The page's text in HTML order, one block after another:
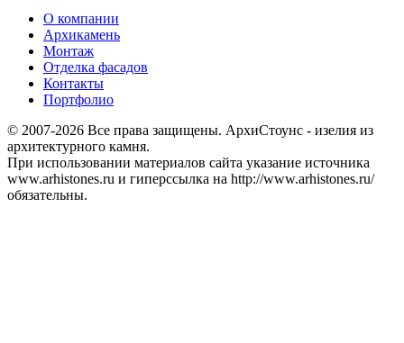
О компании
Архикамень
Монтаж
Отделка фасадов
Контакты
Портфолио
© 2007-2026 Все права защищены. АрхиСтоунс - изелия из
архитектурного камня.
При использовании материалов сайта указание источника
www.arhistones.ru и гиперссылка на http://www.arhistones.ru/
обязательны.